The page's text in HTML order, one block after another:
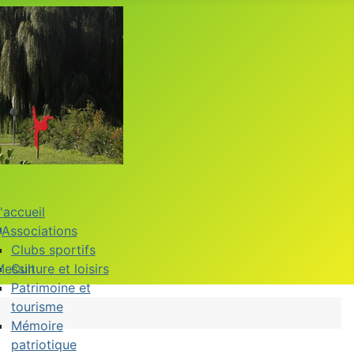
Associations
Clubs sportifs
Culture et loisirs
Patrimoine et
tourisme
Mémoire
patriotique